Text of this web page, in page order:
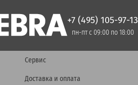
+7 (495) 105-97-13
пн-пт с 09:00 по 18:00
Сервис
Доставка и оплата